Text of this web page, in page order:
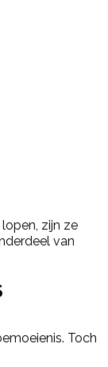
zijn ze
van
Toch